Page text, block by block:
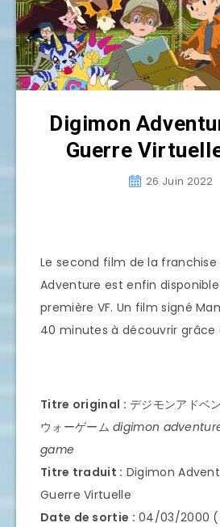
Digimon
Guerre
26 Juin 2022
Le second film de la franchise
Adventure est enfin
première VF. Un film signé
40 minutes à découvrir grâce
Titre original : デジモンアドベ
ウォーゲームdigimon
game
Titre traduit : Digimon
Guerre Virtuelle
Date de sortie : 04/03/2000